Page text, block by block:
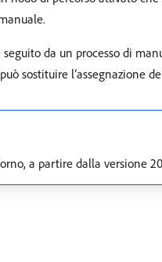
da un processo di
sostituire l’assegnazione
a partire dalla versione